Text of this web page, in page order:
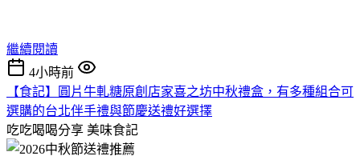
繼續閱讀
4小時前
【食記】圓片牛軋糖原創店家喜之坊中秋禮盒，有多種組合可
選購的台北伴手禮與節慶送禮好選擇
吃吃喝喝分享 美味食記